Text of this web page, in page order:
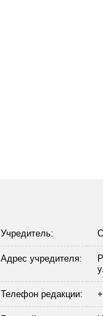
Учредитель:
Адрес учредителя:
Телефон редакции: